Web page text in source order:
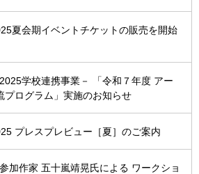
夏会期イベントチケットの販売を開始
学校連携事業－ 「令和７年度 アー
プログラム」実施のお知らせ
プレスプレビュー［夏］のご案内
加作家 五十嵐靖晃氏による ワークショ